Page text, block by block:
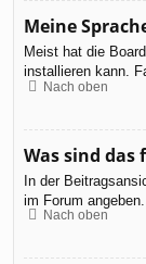
Meine
Meist hat die
installieren kann.
Nach oben
Was sind das
In der
im Forum
Nach oben